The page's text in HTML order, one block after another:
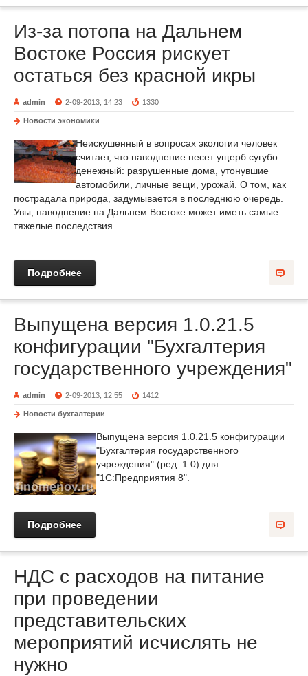
Из-за потопа на Дальнем
Востоке Россия рискует
остаться без красной икры
admin 2-09-2013, 14:23 1330
Новости экономики
Неискушенный в вопросах экологии человек
считает, что наводнение несет ущерб сугубо
денежный: разрушенные дома, утонувшие
автомобили, личные вещи, урожай. О том, как
пострадала природа, задумывается в последнюю очередь.
Увы, наводнение на Дальнем Востоке может иметь самые
тяжелые последствия.
Подробнее
Выпущена версия 1.0.21.5
конфигурации "Бухгалтерия
государственного учреждения"
admin 2-09-2013, 12:55 1412
Новости бухгалтерии
Выпущена версия 1.0.21.5 конфигурации
"Бухгалтерия государственного
учреждения" (ред. 1.0) для
"1С:Предприятия 8".
Подробнее
НДС с расходов на питание
при проведении
представительских
мероприятий исчислять не
нужно